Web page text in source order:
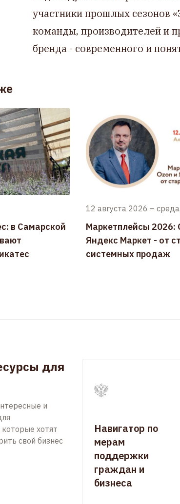
участники прошлых сезонов
команды, производителей и
бренда - современного и
в Самарской
12 августа 2026 –
Маркетплейсы 2026:
Яндекс Маркет - от
системных продаж
для
и
хотят
свой бизнес
Навигатор по
мерам
поддержки
граждан и
бизнеса